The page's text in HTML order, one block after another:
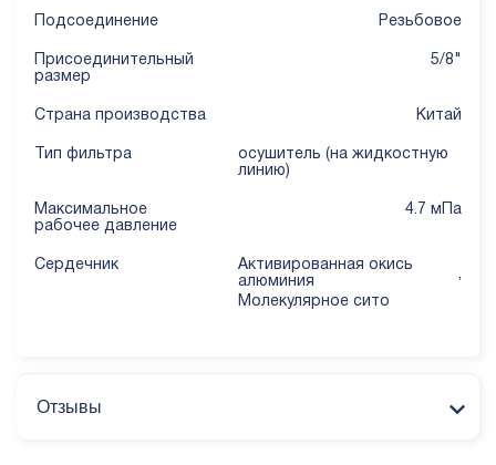
Подсоединение Резьбовое
Присоединительный
размер
5/8"
Страна производства Китай
Тип фильтра
осушитель (на жидкостную
линию)
Mаксимальное
рабочее давление
4.7 мПа
Сердечник
Активированная окись
алюминия
,
Молекулярное сито
Отзывы